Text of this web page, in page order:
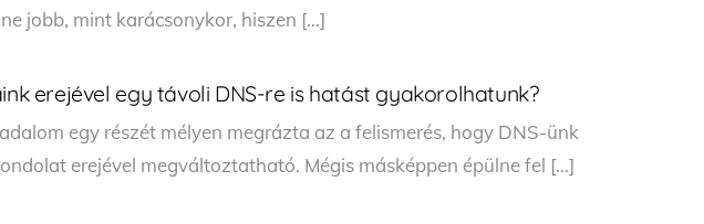
jobb, mint karácsonykor, hiszen […]
erejével egy távoli DNS-re is hatást gyakorolhatunk?
egy részét mélyen megrázta az a felismerés, hogy DNS-ünk
erejével megváltoztatható. Mégis másképpen épülne fel […]